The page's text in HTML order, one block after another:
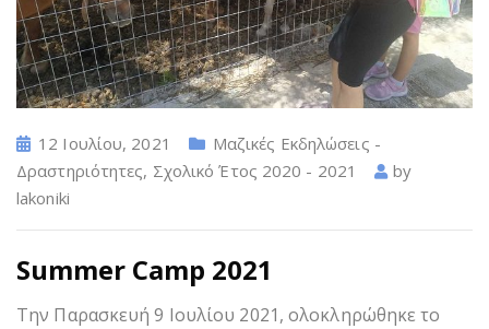
12 Ιουλίου, 2021
Μαζικές Εκδηλώσεις -
Δραστηριότητες, Σχολικό Έτος 2020 - 2021
by
lakoniki
Summer Camp 2021
Την Παρασκευή 9 Ιουλίου 2021, ολοκληρώθηκε το